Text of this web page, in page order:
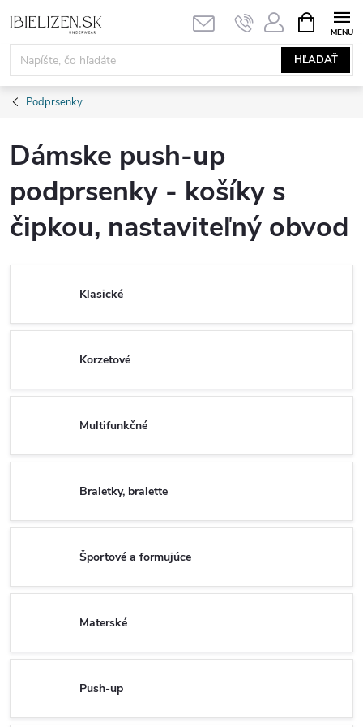
na
obsah
HĽADAŤ
KOŠÍK
Podprsenky
Dámske push-up
podprsenky - košíky s
čipkou, nastaviteľný obvod
Klasické
Korzetové
Multifunkčné
Braletky, bralette
Športové a formujúce
Materské
Push-up